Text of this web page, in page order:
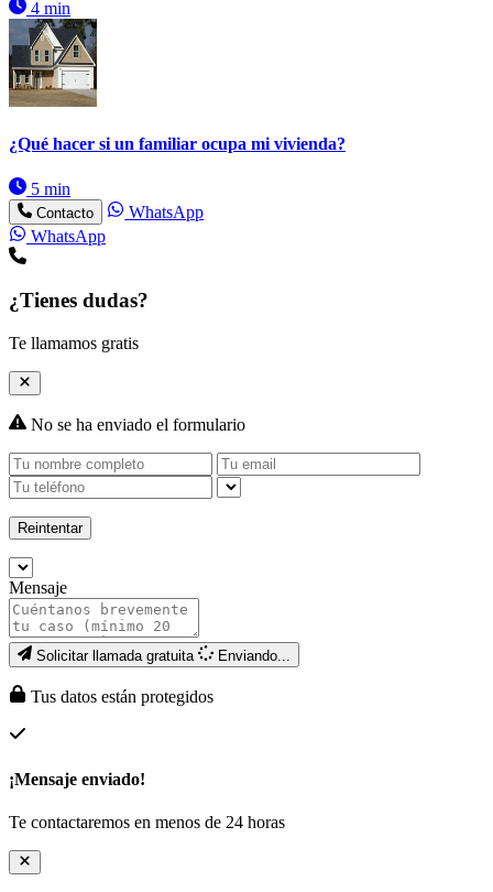
4 min
¿Qué hacer si un familiar ocupa mi vivienda?
5 min
Contacto
WhatsApp
WhatsApp
¿Tienes dudas?
Te llamamos gratis
No se ha enviado el formulario
Reintentar
Mensaje
Solicitar llamada gratuita Enviando...
Tus datos están protegidos
¡Mensaje enviado!
Te contactaremos en menos de 24 horas